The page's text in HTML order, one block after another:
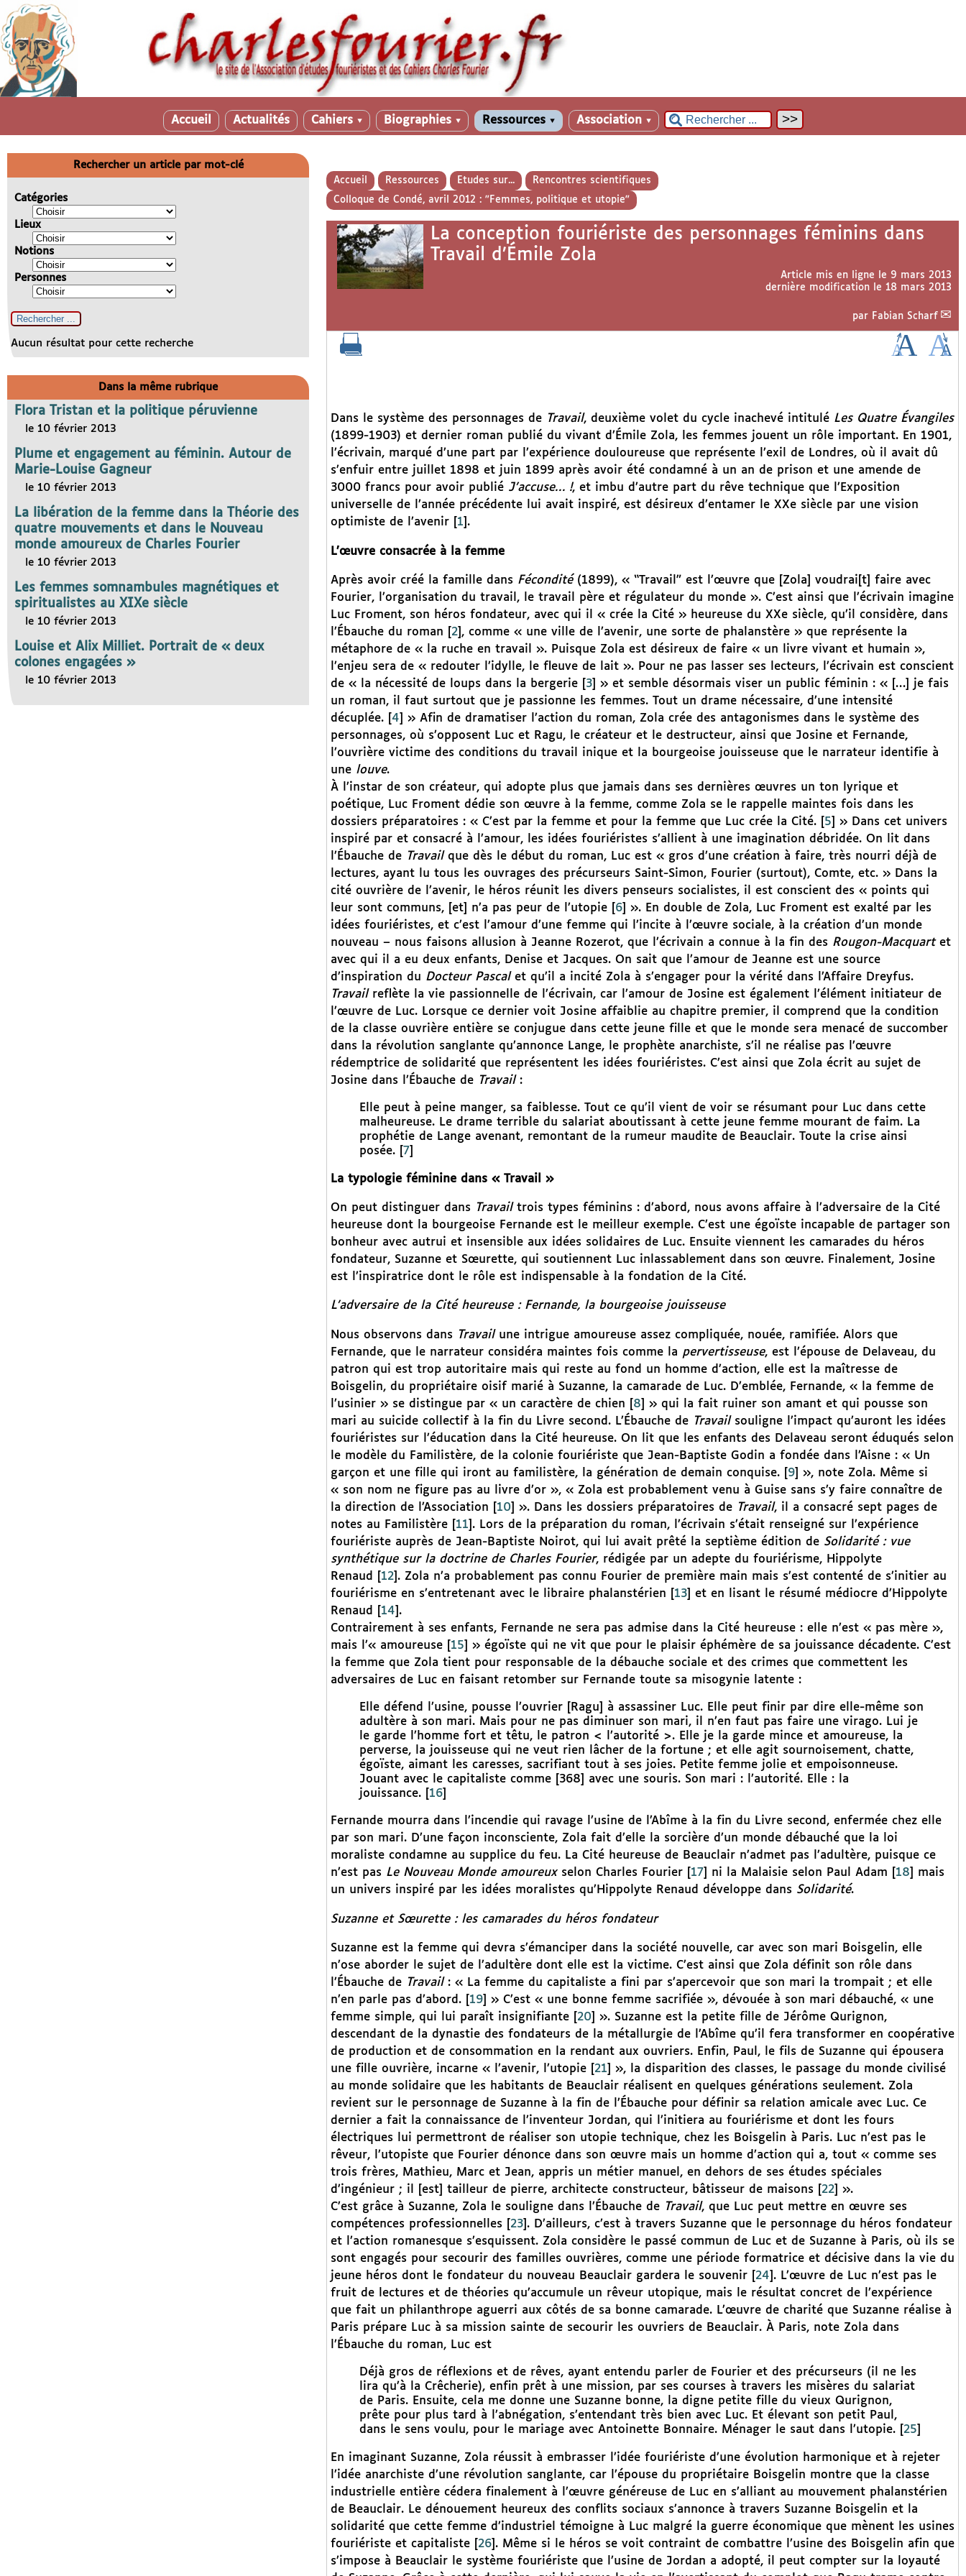
Accueil Actualités Cahiers ▼ Biographies ▼ Ressources ▼ Association ▼
Accueil Ressources Etudes sur...
Rencontres scientifiques
Colloque de Condé, avril 2012 : "Femmes, politique et utopie"
La conception fouriériste des personnages féminins dans
Travail d’Émile Zola
Article mis en ligne le 9 mars 2013
dernière modification le 18 mars 2013
par Fabian Scharf
Dans le système des personnages de Travail, deuxième volet du cycle inachevé intitulé Les Quatre Évangiles
(1899-1903) et dernier roman publié du vivant d’Émile Zola, les femmes jouent un rôle important. En 1901,
l’écrivain, marqué d’une part par l’expérience douloureuse que représente l’exil de Londres, où il avait dû
s’enfuir entre juillet 1898 et juin 1899 après avoir été condamné à un an de prison et une amende de
3000 francs pour avoir publié J’accuse… !, et imbu d’autre part du rêve technique que l’Exposition
universelle de l’année précédente lui avait inspiré, est désireux d’entamer le XXe siècle par une vision
optimiste de l’avenir[ 1 .
L’œuvre consacrée à la femme
Après avoir créé la famille dans Fécondité(1899), « “Travail” est l’œuvre que [Zola] voudrai[t] faire avec
Fourier, l’organisation du travail, le travail père et régulateur du monde ». C’est ainsi que l’écrivain imagine
Luc Froment, son héros fondateur, avec qui il « crée la Cité » heureuse du XXe siècle, qu’il considère, dans
l’Ébauche du roman
2] , comme « une ville de l’avenir, une sorte de phalanstère » que représente la
métaphore de « la ruche en travail ». Puisque Zola est désireux de faire « un livre vivant et humain »,
l’enjeu sera de « redouter l’idylle, le fleuve de lait ». Pour ne pas lasser ses lecteurs, l’écrivain est conscient
de « la nécessité de loups dans la bergerie[ 3]
» et semble désormais viser un public féminin : « […] je fais
un roman, il faut surtout que je passionne les femmes. Tout un drame nécessaire, d’une intensité
décuplée.[ 4
» Afin de dramatiser l’action du roman, Zola crée des antagonismes dans le système des
personnages, où s’opposent Luc et Ragu, le créateur et le destructeur, ainsi que Josine et Fernande,
l’ouvrière victime des conditions du travail inique et la bourgeoise jouisseuse que le narrateur identifie à
une louve.
À l’instar de son créateur, qui adopte plus que jamais dans ses dernières œuvres un ton lyrique et
poétique, Luc Froment dédie son œuvre à la femme, comme Zola se le rappelle maintes fois dans les
dossiers préparatoires : « C’est par la femme et pour la femme que Luc crée la Cité.[ 5
» Dans cet univers
inspiré par et consacré à l’amour, les idées fouriéristes s’allient à une imagination débridée. On lit dans
l’Ébauche de Travailque dès le début du roman, Luc est « gros d’une création à faire, très nourri déjà de
lectures, ayant lu tous les ouvrages des précurseurs Saint-Simon, Fourier (surtout), Comte, etc. » Dans la
cité ouvrière de l’avenir, le héros réunit les divers penseurs socialistes, il est conscient des « points qui
leur sont communs, [et] n’a pas peur de l’utopie[ 6]
». En double de Zola, Luc Froment est exalté par les
idées fouriéristes, et c’est l’amour d’une femme qui l’incite à l’œuvre sociale, à la création d’un monde
nouveau – nous faisons allusion à Jeanne Rozerot, que l’écrivain a connue à la fin des Rougon-Macquartet
avec qui il a eu deux enfants, Denise et Jacques. On sait que l’amour de Jeanne est une source
d’inspiration du Docteur Pascalet qu’il a incité Zola à s’engager pour la vérité dans l’Affaire Dreyfus.
Travailreflète la vie passionnelle de l’écrivain, car l’amour de Josine est également l’élément initiateur de
l’œuvre de Luc. Lorsque ce dernier voit Josine affaiblie au chapitre premier, il comprend que la condition
de la classe ouvrière entière se conjugue dans cette jeune fille et que le monde sera menacé de succomber
dans la révolution sanglante qu’annonce Lange, le prophète anarchiste, s’il ne réalise pas l’œuvre
rédemptrice de solidarité que représentent les idées fouriéristes. C’est ainsi que Zola écrit au sujet de
Josine dans l’Ébauche de Travail:
Elle peut à peine manger, sa faiblesse. Tout ce qu’il vient de voir se résumant pour Luc dans cette
malheureuse. Le drame terrible du salariat aboutissant à cette jeune femme mourant de faim. La
prophétie de Lange avenant, remontant de la rumeur maudite de Beauclair. Toute la crise ainsi
posée.[ 7
La typologie féminine dans « Travail »
On peut distinguer dans Travailtrois types féminins : d’abord, nous avons affaire à l’adversaire de la Cité
heureuse dont la bourgeoise Fernande est le meilleur exemple. C’est une égoïste incapable de partager son
bonheur avec autrui et insensible aux idées solidaires de Luc. Ensuite viennent les camarades du héros
fondateur, Suzanne et Sœurette, qui soutiennent Luc inlassablement dans son œuvre. Finalement, Josine
est l’inspiratrice dont le rôle est indispensable à la fondation de la Cité.
L’adversaire de la Cité heureuse : Fernande, la bourgeoise jouisseuse
Nous observons dans Travailune intrigue amoureuse assez compliquée, nouée, ramifiée. Alors que
Fernande, que le narrateur considéra maintes fois comme la pervertisseuse, est l’épouse de Delaveau, du
patron qui est trop autoritaire mais qui reste au fond un homme d’action, elle est la maîtresse de
Boisgelin, du propriétaire oisif marié à Suzanne, la camarade de Luc. D’emblée, Fernande, « la femme de
l’usinier » se distingue par « un caractère de chien
8
» qui la fait ruiner son amant et qui pousse son
mari au suicide collectif à la fin du Livre second. L’Ébauche de Travailsouligne l’impact qu’auront les idées
fouriéristes sur l’éducation dans la Cité heureuse. On lit que les enfants des Delaveau seront éduqués selon
le modèle du Familistère, de la colonie fouriériste que Jean-Baptiste Godin a fondée dans l’Aisne : « Un
garçon et une fille qui iront au familistère, la génération de demain conquise.[ 9]
», note Zola. Même si
« son nom ne figure pas au livre d’or », « Zola est probablement venu à Guise sans s’y faire connaître de
la direction de l’Association
10 ». Dans les dossiers préparatoires de Travail, il a consacré sept pages de
notes au Familistère[ 11 . Lors de la préparation du roman, l’écrivain s’était renseigné sur l’expérience
fouriériste auprès de Jean-Baptiste Noirot, qui lui avait prêté la septième édition de Solidarité : vue
synthétique sur la doctrine de Charles Fourier, rédigée par un adepte du fouriérisme, Hippolyte
Renaud
12] . Zola n’a probablement pas connu Fourier de première main mais s’est contenté de s’initier au
fouriérisme en s’entretenant avec le libraire phalanstérien
13]
et en lisant le résumé médiocre d’Hippolyte
Renaud
14 .
Contrairement à ses enfants, Fernande ne sera pas admise dans la Cité heureuse : elle n’est « pas mère »,
mais l’« amoureuse[ 15
» égoïste qui ne vit que pour le plaisir éphémère de sa jouissance décadente. C’est
la femme que Zola tient pour responsable de la débauche sociale et des crimes que commettent les
adversaires de Luc en faisant retomber sur Fernande toute sa misogynie latente :
Elle défend l’usine, pousse l’ouvrier [Ragu] à assassiner Luc. Elle peut finir par dire elle-même son
adultère à son mari. Mais pour ne pas diminuer son mari, il n’en faut pas faire une virago. Lui je
le garde l’homme fort et têtu, le patron < l’autorité >. Elle je la garde mince et amoureuse, la
perverse, la jouisseuse qui ne veut rien lâcher de la fortune ; et elle agit sournoisement, chatte,
égoïste, aimant les caresses, sacrifiant tout à ses joies. Petite femme jolie et empoisonneuse.
Jouant avec le capitaliste comme [368] avec une souris. Son mari : l’autorité. Elle : la
jouissance.[ 16]
Fernande mourra dans l’incendie qui ravage l’usine de l’Abîme à la fin du Livre second, enfermée chez elle
par son mari. D’une façon inconsciente, Zola fait d’elle la sorcière d’un monde débauché que la loi
moraliste condamne au supplice du feu. La Cité heureuse de Beauclair n’admet pas l’adultère, puisque ce
n’est pas Le Nouveau Monde amoureuxselon Charles Fourier[ 17 ni la Malaisie selon Paul Adam 18
mais
un univers inspiré par les idées moralistes qu’Hippolyte Renaud développe dans Solidarité.
Suzanne et Sœurette : les camarades du héros fondateur
Suzanne est la femme qui devra s’émanciper dans la société nouvelle, car avec son mari Boisgelin, elle
n’ose aborder le sujet de l’adultère dont elle est la victime. C’est ainsi que Zola définit son rôle dans
l’Ébauche de Travail: « La femme du capitaliste a fini par s’apercevoir que son mari la trompait ; et elle
n’en parle pas d’abord.[ 19]
» C’est « une bonne femme sacrifiée », dévouée à son mari débauché, « une
femme simple, qui lui paraît insignifiante[ 20
». Suzanne est la petite fille de Jérôme Qurignon,
descendant de la dynastie des fondateurs de la métallurgie de l’Abîme qu’il fera transformer en coopérative
de production et de consommation en la rendant aux ouvriers. Enfin, Paul, le fils de Suzanne qui épousera
une fille ouvrière, incarne « l’avenir, l’utopie[ 21
», la disparition des classes, le passage du monde civilisé
au monde solidaire que les habitants de Beauclair réalisent en quelques générations seulement. Zola
revient sur le personnage de Suzanne à la fin de l’Ébauche pour définir sa relation amicale avec Luc. Ce
dernier a fait la connaissance de l’inventeur Jordan, qui l’initiera au fouriérisme et dont les fours
électriques lui permettront de réaliser son utopie technique, chez les Boisgelin à Paris. Luc n’est pas le
rêveur, l’utopiste que Fourier dénonce dans son œuvre mais un homme d’action qui a, tout « comme ses
trois frères, Mathieu, Marc et Jean, appris un métier manuel, en dehors de ses études spéciales
d’ingénieur ; il [est] tailleur de pierre, architecte constructeur, bâtisseur de maisons
22]
».
C’est grâce à Suzanne, Zola le souligne dans l’Ébauche de Travail, que Luc peut mettre en œuvre ses
compétences professionnelles
23] . D’ailleurs, c’est à travers Suzanne que le personnage du héros fondateur
et l’action romanesque s’esquissent. Zola considère le passé commun de Luc et de Suzanne à Paris, où ils se
sont engagés pour secourir des familles ouvrières, comme une période formatrice et décisive dans la vie du
jeune héros dont le fondateur du nouveau Beauclair gardera le souvenir[ 24 . L’œuvre de Luc n’est pas le
fruit de lectures et de théories qu’accumule un rêveur utopique, mais le résultat concret de l’expérience
que fait un philanthrope aguerri aux côtés de sa bonne camarade. L’œuvre de charité que Suzanne réalise à
Paris prépare Luc à sa mission sainte de secourir les ouvriers de Beauclair. À Paris, note Zola dans
l’Ébauche du roman, Luc est
Déjà gros de réflexions et de rêves, ayant entendu parler de Fourier et des précurseurs (il ne les
lira qu’à la Crêcherie), enfin prêt à une mission, par ses courses à travers les misères du salariat
de Paris. Ensuite, cela me donne une Suzanne bonne, la digne petite fille du vieux Qurignon,
prête pour plus tard à l’abnégation, s’entendant très bien avec Luc. Et élevant son petit Paul,
dans le sens voulu, pour le mariage avec Antoinette Bonnaire. Ménager le saut dans l’utopie.[ 25
En imaginant Suzanne, Zola réussit à embrasser l’idée fouriériste d’une évolution harmonique et à rejeter
l’idée anarchiste d’une révolution sanglante, car l’épouse du propriétaire Boisgelin montre que la classe
industrielle entière cédera finalement à l’œuvre généreuse de Luc en s’alliant au mouvement phalanstérien
de Beauclair. Le dénouement heureux des conflits sociaux s’annonce à travers Suzanne Boisgelin et la
solidarité que cette femme d’industriel témoigne à Luc malgré la guerre économique que mènent les usines
fouriériste et capitaliste[ 26] . Même si le héros se voit contraint de combattre l’usine des Boisgelin afin que
s’impose à Beauclair le système fouriériste que l’usine de Jordan a adopté, il peut compter sur la loyauté
Rechercher un article par mot-clé
Catégories
Lieux
Notions
Personnes
Aucun résultat pour cette recherche
Dans la même rubrique
Flora Tristan et la politique péruvienne
le 10 février 2013
Plume et engagement au féminin. Autour de
Marie-Louise Gagneur
le 10 février 2013
La libération de la femme dans la Théorie des
quatre mouvements et dans le Nouveau
monde amoureux de Charles Fourier
le 10 février 2013
Les femmes somnambules magnétiques et
spiritualistes au XIXe siècle
le 10 février 2013
Louise et Alix Milliet. Portrait de « deux
colones engagées »
le 10 février 2013